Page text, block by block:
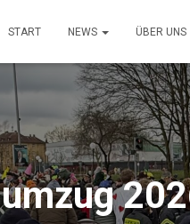
START NEWS ÜBER UNS